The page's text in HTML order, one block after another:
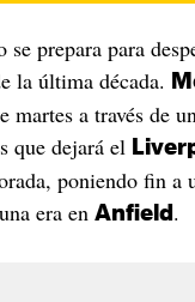
prepara para
la última década.
martes a través de
que dejará el
poniendo fin a
era en Anfield .